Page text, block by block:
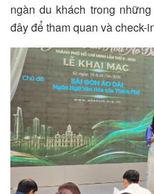
ngàn du khách trong
đây để tham quan và check-